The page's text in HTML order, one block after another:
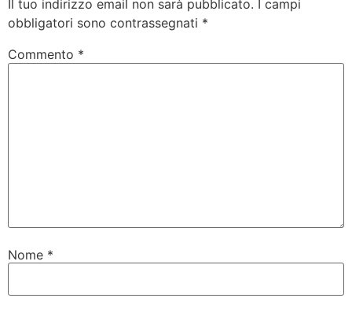
Il tuo indirizzo email non sarà pubblicato. I campi
obbligatori sono contrassegnati *
Commento *
Nome *